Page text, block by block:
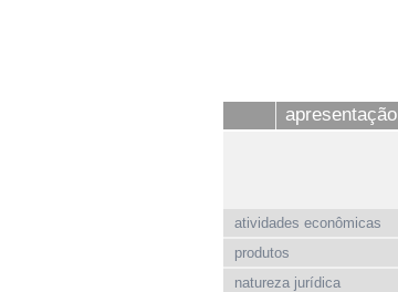
apresentação
atividades econômicas
produtos
natureza jurídica